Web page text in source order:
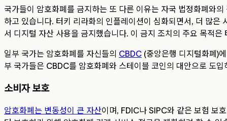
국가들이 암호화폐를 금지하는 또 다른 이유는 자국 법정화폐와
하고 있습니다. 터키 리라화의 인플레이션이 심화되면서, 더 많은
서 디지털 자산 사용을 금지했습니다. 이 금지 조치의 주요 목적
일부 국가는 암호화폐를 자신들의 CBDC (중앙은행 디지털화폐)
부 국가들은 CBDC를 암호화폐와 스테이블 코인의 대안으로 도
소비자 보호
암호화폐는 변동성이 큰 자산이며, FDIC나 SIPC와 같은 보험 보